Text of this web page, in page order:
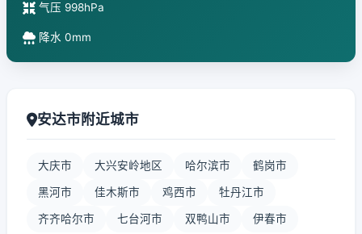
气压 998hPa
降水 0mm
安达市附近城市
大庆市 大兴安岭地区 哈尔滨市 鹤岗市
黑河市 佳木斯市 鸡西市 牡丹江市
齐齐哈尔市 七台河市 双鸭山市 伊春市